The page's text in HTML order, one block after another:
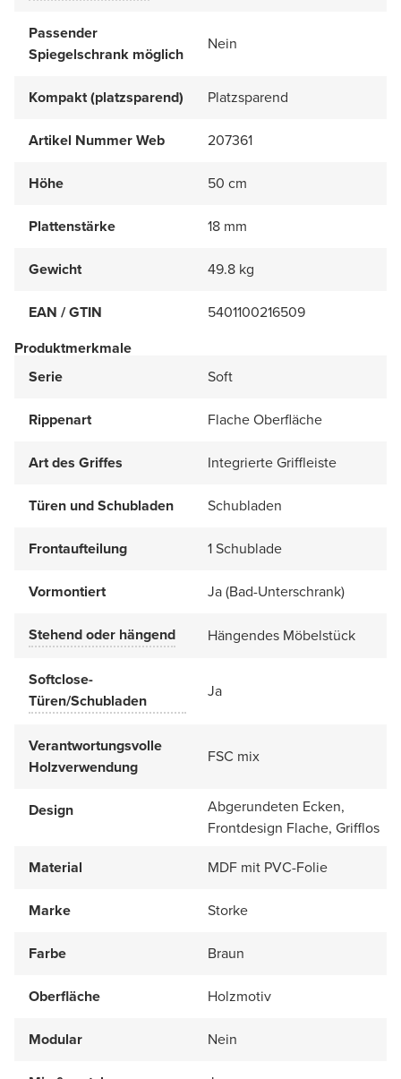
Passender
Spiegelschrank möglich
Nein
Kompakt (platzsparend) Platzsparend
Artikel Nummer Web 207361
Höhe 50 cm
Plattenstärke 18 mm
Gewicht 49.8 kg
EAN / GTIN
5401100216509
Produktmerkmale
Serie
Soft
Rippenart Flache Oberfläche
Art des Griffes Integrierte Griffleiste
Türen und Schubladen Schubladen
Frontaufteilung 1 Schublade
Vormontiert Ja (Bad-Unterschrank)
Stehend oder hängend Hängendes Möbelstück
Softclose-
Türen/Schubladen
Ja
Verantwortungsvolle
Holzverwendung
FSC mix
Design
Abgerundeten Ecken,
Frontdesign Flache, Grifflos
Material
MDF mit PVC-Folie
Marke Storke
Farbe Braun
Oberfläche Holzmotiv
Modular Nein